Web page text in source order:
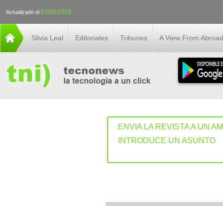
Actualizado el 03/08/2026
Silvia Leal Editoriales Tribunes A View From Abroad
ENVIA LA REVISTA A UN
INTRODUCE UN ASUNTO